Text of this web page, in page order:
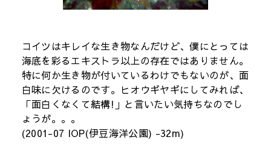
コイツはキレイな生き物なんだけど、僕にとっては
海底を彩るエキストラ以上の存在ではありません。
特に何か生き物が付いているわけでもないのが、面
白味に欠けるのです。ヒオウギヤギにしてみれば、
「面白くなくて結構!」と言いたい気持ちなのでし
ょうが。。。
(2001-07 IOP(伊豆海洋公園) -32m)